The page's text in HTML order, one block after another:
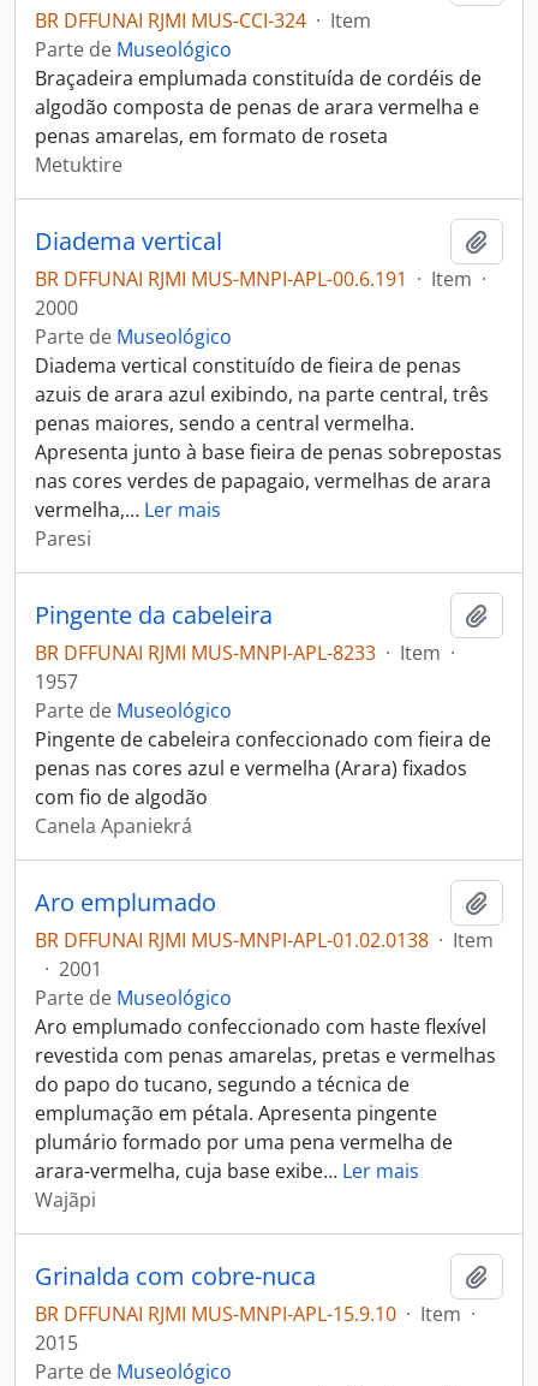
BR DFFUNAI RJMI MUS-CCI-324 · Item
Parte de Museológico
Braçadeira emplumada constituída de cordéis de
algodão composta de penas de arara vermelha e
penas amarelas, em formato de roseta
Metuktire
Diadema vertical
BR DFFUNAI RJMI MUS-MNPI-APL-00.6.191 · Item ·
2000
Parte de Museológico
Diadema vertical constituído de fieira de penas
azuis de arara azul exibindo, na parte central, três
penas maiores, sendo a central vermelha.
Apresenta junto à base fieira de penas sobrepostas
nas cores verdes de papagaio, vermelhas de arara
vermelha,… Ler mais
Paresi
Pingente da cabeleira
BR DFFUNAI RJMI MUS-MNPI-APL-8233 · Item ·
1957
Parte de Museológico
Pingente de cabeleira confeccionado com fieira de
penas nas cores azul e vermelha (Arara) fixados
com fio de algodão
Canela Apaniekrá
Aro emplumado
BR DFFUNAI RJMI MUS-MNPI-APL-01.02.0138 · Item
· 2001
Parte de Museológico
Aro emplumado confeccionado com haste flexível
revestida com penas amarelas, pretas e vermelhas
do papo do tucano, segundo a técnica de
emplumação em pétala. Apresenta pingente
plumário formado por uma pena vermelha de
arara-vermelha, cuja base exibe… Ler mais
Wajãpi
Grinalda com cobre-nuca
BR DFFUNAI RJMI MUS-MNPI-APL-15.9.10 · Item ·
2015
Parte de Museológico